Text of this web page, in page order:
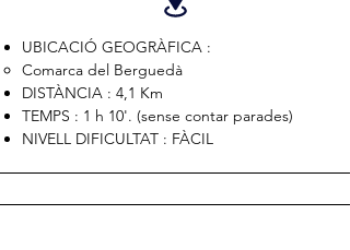
UBICACIÓ GEOGRÀFICA :
Comarca del Berguedà
DISTÀNCIA : 4,1 Km
TEMPS : 1 h 10'. (sense contar parades)
NIVELL DIFICULTAT : FÀCIL